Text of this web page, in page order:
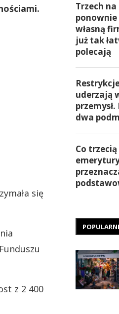
się
z 2 400
Trzech
ponownie
własną
już tak
polecają
uderzają
dwa
Co